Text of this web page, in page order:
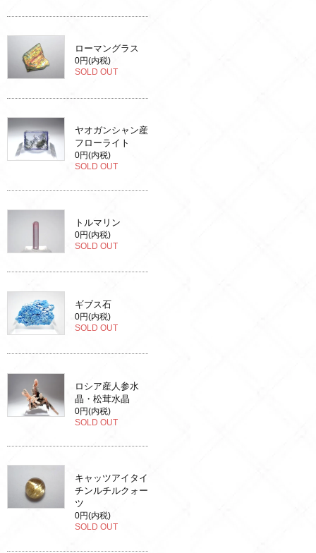
ローマングラス
0円(内税)
SOLD OUT
ヤオガンシャン産
フローライト
0円(内税)
SOLD OUT
トルマリン
0円(内税)
SOLD OUT
ギブス石
0円(内税)
SOLD OUT
ロシア産人参水
晶・松茸水晶
0円(内税)
SOLD OUT
キャッツアイタイ
チンルチルクォー
ツ
0円(内税)
SOLD OUT